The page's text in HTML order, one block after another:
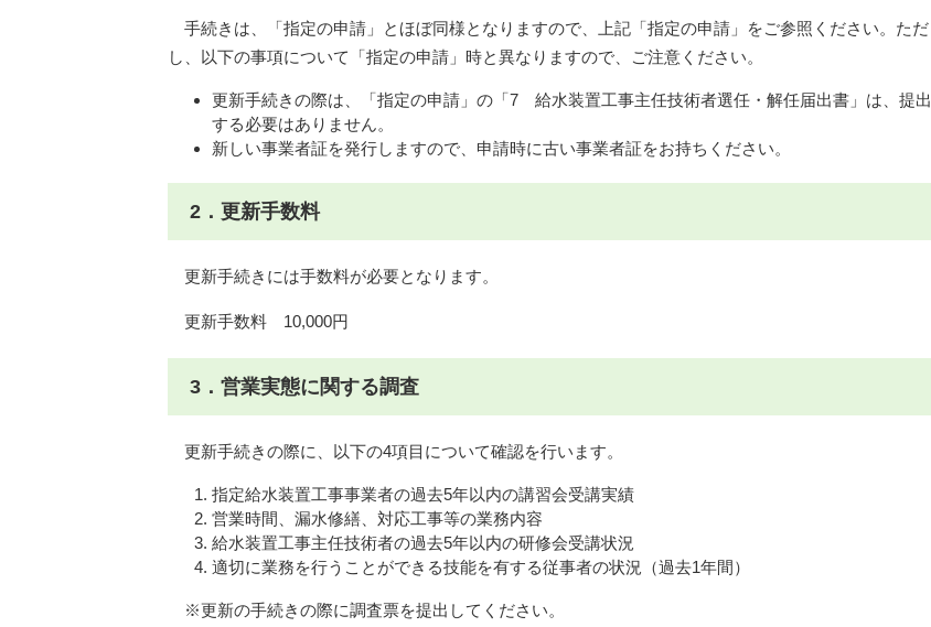
手続きは、「指定の申請」とほぼ同様となりますので、上記「指定の申請」をご参照ください。ただ
し、以下の事項について「指定の申請」時と異なりますので、ご注意ください。
更新手続きの際は、「指定の申請」の「7 給水装置工事主任技術者選任・解任届出書」は、提出
する必要はありません。
新しい事業者証を発行しますので、申請時に古い事業者証をお持ちください。
2．更新手数料
更新手続きには手数料が必要となります。
更新手数料 10,000円
3．営業実態に関する調査
更新手続きの際に、以下の4項目について確認を行います。
指定給水装置工事事業者の過去5年以内の講習会受講実績
営業時間、漏水修繕、対応工事等の業務内容
給水装置工事主任技術者の過去5年以内の研修会受講状況
適切に業務を行うことができる技能を有する従事者の状況（過去1年間）
※更新の手続きの際に調査票を提出してください。